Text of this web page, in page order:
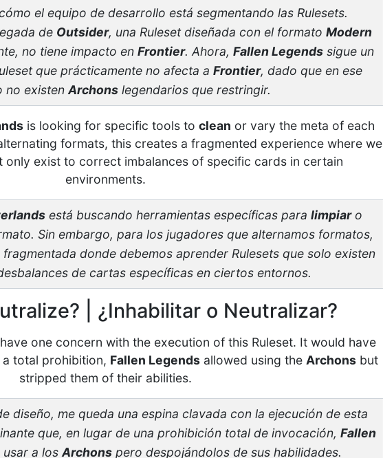
el equipo de desarrollo está segmentando las Rulesets.
de Outsider, una Ruleset diseñada con el formato Modern
no tiene impacto en Frontier. Ahora, Fallen Legends sigue un
que prácticamente no afecta a Frontier, dado que en ese
no existen Archons legendarios que restringir.
is looking for specific tools to clean or vary the meta of each
formats, this creates a fragmented experience where we
only exist to correct imbalances of specific cards in certain
environments.
está buscando herramientas específicas para limpiaro
Sin embargo, para los jugadores que alternamos formatos,
donde debemos aprender Rulesets que solo existen
de cartas específicas en ciertos entornos.
| ¿Inhabilitar o Neutralizar?
one concern with the execution of this Ruleset. It would have
total prohibition, Fallen Legendsallowed using the Archonsbut
stripped them of their abilities.
diseño, me queda una espina clavada con la ejecución de esta
que, en lugar de una prohibición total de invocación, Fallen
a los Archonspero despojándolos de sus habilidades.